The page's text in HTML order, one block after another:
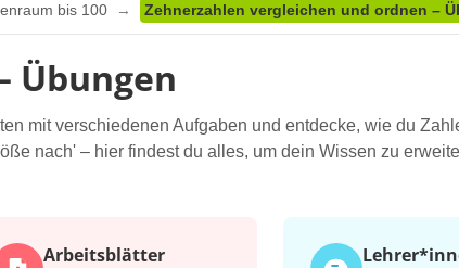
bis 100 Zehnerzahlen vergleichen und ordnen –
Übungen
mit verschiedenen Aufgaben und entdecke, wie du
nach' – hier findest du alles, um dein Wissen zu
Arbeits­blätter